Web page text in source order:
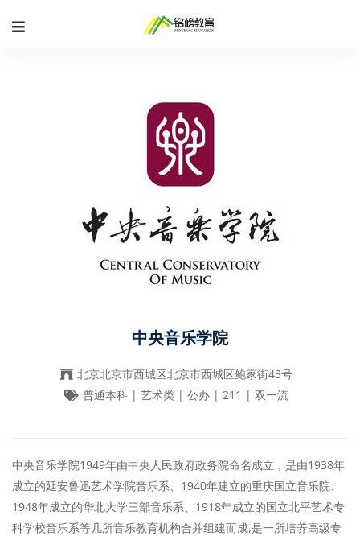
中央音乐学院
北京北京市西城区北京市西城区鲍家街43号
普通本科 | 艺术类 | 公办 | 211 | 双一流
中央音乐学院1949年由中央人民政府政务院命名成立，是由1938年
成立的延安鲁迅艺术学院音乐系、1940年建立的重庆国立音乐院、
1948年成立的华北大学三部音乐系、1918年成立的国立北平艺术专
科学校音乐系等几所音乐教育机构合并组建而成,是一所培养高级专